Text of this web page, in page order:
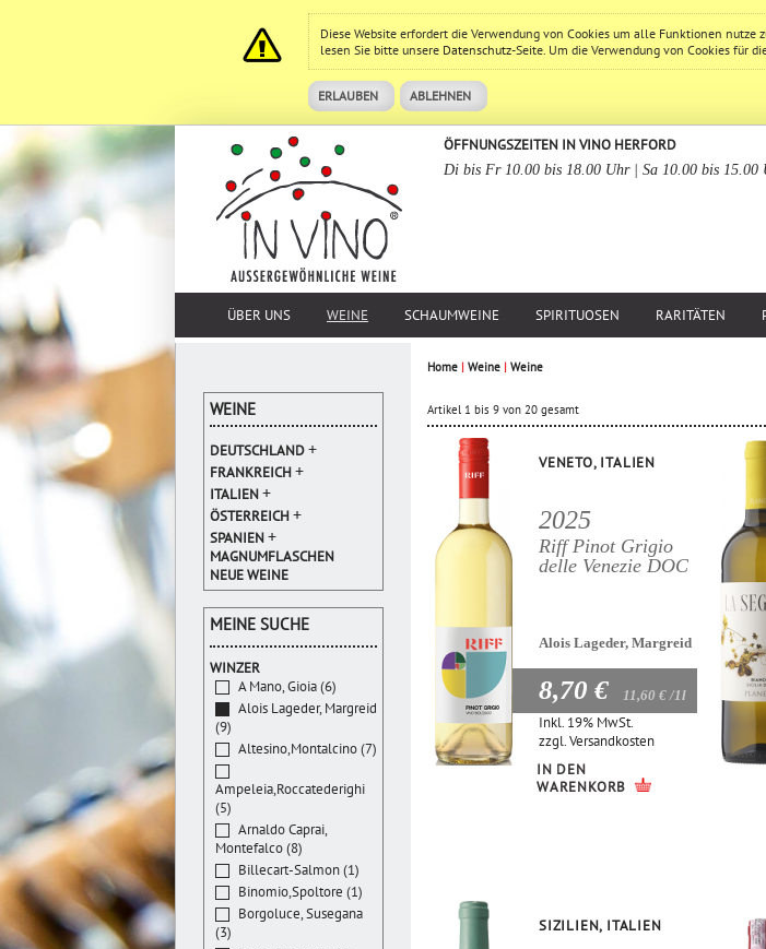
Diese Website erfordert die Verwendung von Cookies um alle Funktionen
lesen Sie bitte unsere Datenschutz-Seite. Um die Verwendung von Cookies für
ERLAUBEN ABLEHNEN
ÖFFNUNGSZEITEN IN VINO HERFORD
Di bis Fr 10.00 bis 18.00 Uhr | Sa 10.00 bis 15.00
ÜBER UNS WEINE SCHAUMWEINE SPIRITUOSEN RARITÄTEN
Home | Weine | Weine
Artikel 1 bis 9 von 20 gesamt
VENETO, ITALIEN
2025
Riff Pinot Grigio
delle Venezie DOC
Alois Lageder, Margreid
8,70 € 11,60 € /1l
Inkl. 19% MwSt.
zzgl.Versandkosten
IN DEN
WARENKORB
SIZILIEN, ITALIEN
WEINE
DEUTSCHLAND+
FRANKREICH+
ITALIEN+
ÖSTERREICH+
SPANIEN+
MAGNUMFLASCHEN
NEUE WEINE
MEINE SUCHE
WINZER
A Mano, Gioia (6)
Alois Lageder, Margreid
(9)
Altesino,Montalcino (7)
Ampeleia,Roccatederighi
(5)
Arnaldo Caprai,
Montefalco (8)
Billecart-Salmon (1)
Binomio,Spoltore (1)
Borgoluce, Susegana
(3)